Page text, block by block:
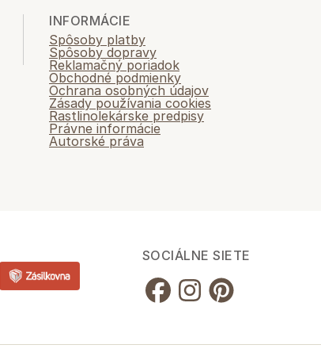
INFORMÁCIE
Spôsoby platby
Spôsoby dopravy
Reklamačný poriadok
Obchodné podmienky
Ochrana osobných údajov
Zásady používania cookies
Rastlinolekárske predpisy
Právne informácie
Autorské práva
SOCIÁLNE SIETE